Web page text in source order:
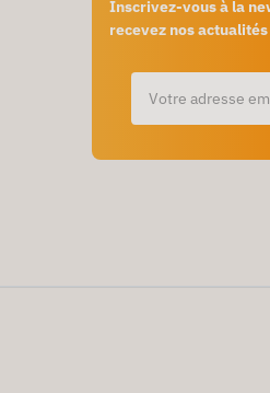
Inscrivez-vous à la
recevez nos actualités